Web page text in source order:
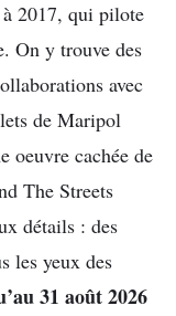
à 2017, qui pilote
On y trouve des
avec
de Maripol
oeuvre cachée de
The Streets
détails : des
les yeux des
31 août 2026